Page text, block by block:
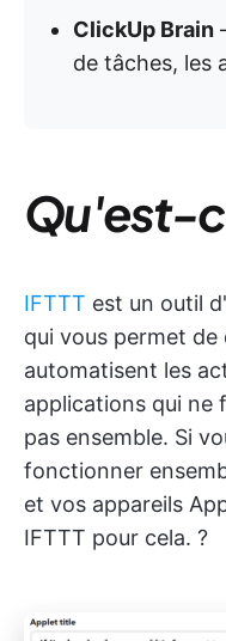
ClickUp Brain
de tâches, les
Qu'est-
IFTTT est un outil
qui vous permet de
automatisent les
applications qui ne
pas ensemble. Si
fonctionner
et vos appareils
IFTTT pour cela. ?